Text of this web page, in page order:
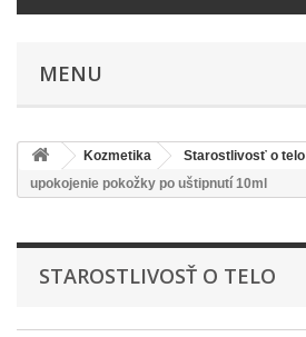
MENU
Kozmetika Starostlivosť o telo
upokojenie pokožky po uštipnutí 10ml
STAROSTLIVOSŤ O TELO